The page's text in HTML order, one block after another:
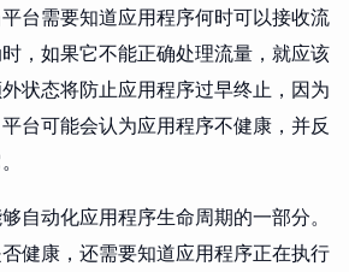
台需要知道应用程序何时可以接收流
，如果它不能正确处理流量，就应该
状态将防止应用程序过早终止，因为
台可能会认为应用程序不健康，并反
自动化应用程序生命周期的一部分。
健康，还需要知道应用程序正在执行